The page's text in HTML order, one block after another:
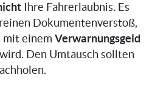
Ihre Fahrerlaubnis. Es
Dokumentenverstoß,
einem Verwarnungsgeld
Den Umtausch sollten